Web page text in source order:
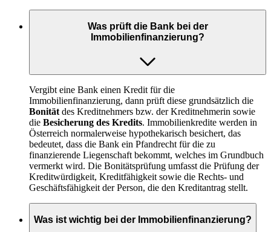
Was prüft die Bank bei der
Immobilienfinanzierung?
Vergibt eine Bank einen Kredit für die
Immobilienfinanzierung, dann prüft diese grundsätzlich die
Bonität des Kreditnehmers bzw. der Kreditnehmerin sowie
die Besicherung des Kredits. Immobilienkredite werden in
Österreich normalerweise hypothekarisch besichert, das
bedeutet, dass die Bank ein Pfandrecht für die zu
finanzierende Liegenschaft bekommt, welches im Grundbuch
vermerkt wird. Die Bonitätsprüfung umfasst die Prüfung der
Kreditwürdigkeit, Kreditfähigkeit sowie die Rechts- und
Geschäftsfähigkeit der Person, die den Kreditantrag stellt.
Was ist wichtig bei der Immobilienfinanzierung?